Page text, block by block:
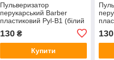
Пульверизатор
перукарський Barber
пластиковий Pyl-B1 (білий
130₴
Купити
130